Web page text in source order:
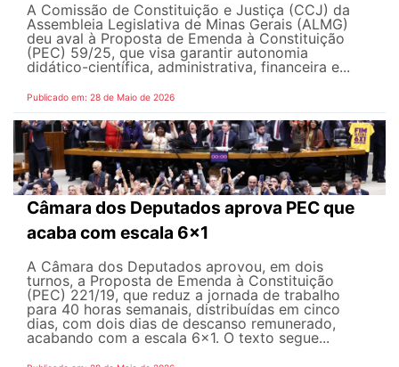
A Comissão de Constituição e Justiça (CCJ) da
Assembleia Legislativa de Minas Gerais (ALMG)
deu aval à Proposta de Emenda à Constituição
(PEC) 59/25, que visa garantir autonomia
didático-científica, administrativa, financeira e...
Publicado em: 28 de Maio de 2026
Câmara dos Deputados aprova PEC que
acaba com escala 6x1
A Câmara dos Deputados aprovou, em dois
turnos, a Proposta de Emenda à Constituição
(PEC) 221/19, que reduz a jornada de trabalho
para 40 horas semanais, distribuídas em cinco
dias, com dois dias de descanso remunerado,
acabando com a escala 6x1. O texto segue...